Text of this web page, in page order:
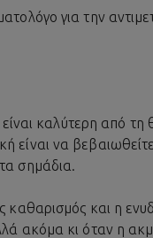
για την
είναι καλύτερη από
να
σημάδια.
και η
ακόμα κι όταν η